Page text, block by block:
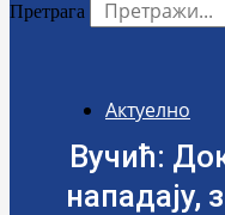
Претрага
Актуелно
Вучић:
нападају,